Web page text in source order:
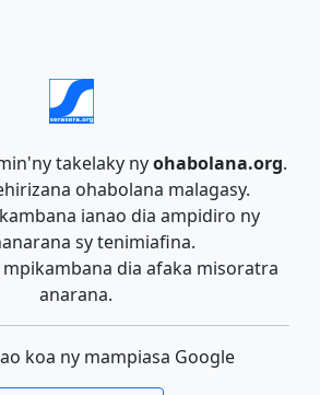
takelaky nyohabolana.org.
ohabolana malagasy.
ianao dia ampidiro ny
sy tenimiafina.
mpikambana dia afaka misoratra
anarana.
koa ny mampiasa Google